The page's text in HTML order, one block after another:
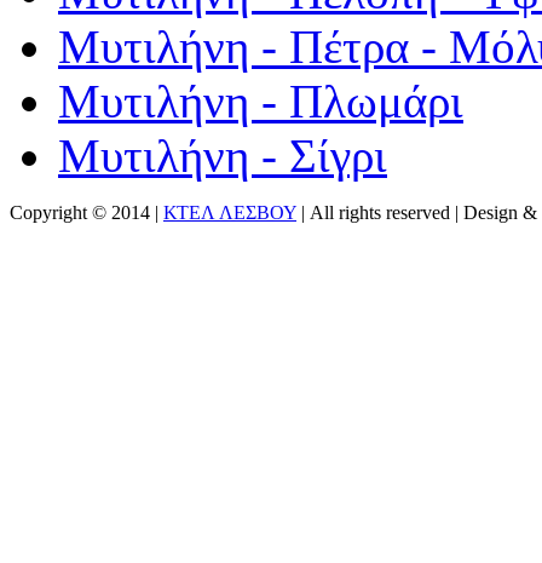
Μυτιλήνη - Πέτρα -
Μυτιλήνη - Πλωμάρι
Μυτιλήνη - Σίγρι
Copyright © 2014 | ΚΤΕΛ ΛΕΣΒΟΥ | All rights reserved | Design &